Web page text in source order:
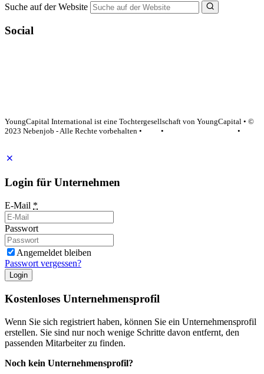
Suche auf der Website
Social
YoungCapital International ist eine Tochtergesellschaft von YoungCapital • ©
2023 Nebenjob - Alle Rechte vorbehalten •
•
•
Login für Unternehmen
E-Mail *
Passwort
Angemeldet bleiben
Passwort vergessen?
Login
Kostenloses Unternehmensprofil
Wenn Sie sich registriert haben, können Sie ein Unternehmensprofil
erstellen. Sie sind nur noch wenige Schritte davon entfernt, den
passenden Mitarbeiter zu finden.
Noch kein Unternehmensprofil?